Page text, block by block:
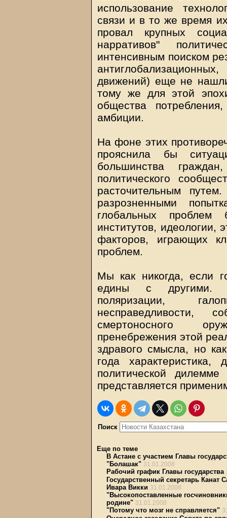
использование
связи и в то же время
провал крупных
нарративов"
интенсивным поиском
движений) еще не
тому же для этой
общества
амбиции.
На фоне этих
прояснила бы
большинства
политического
расточительным
разрозненными
глобальных проблем
институтов, идеологии,
факторов, играющих
проблем.
Мы как никогда, если
едины с другими.
поляризации,
несправедливости,
смертоносного
пренебрежения этой
здравого смысла, но
года
политической
представляется
Поиск
Еще по теме
В Астане с участием Главы
"Болашак" 31.01.2008
Рабочий график Главы государства
Государственный секретарь Канат
Ивара Викки 31.01.2008
"Высокопоставленные
родине" 31.01.2008
"Потому что мозг не справляется"